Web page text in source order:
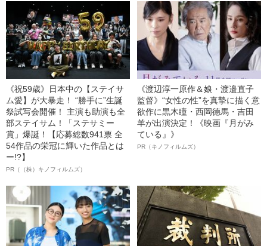
《祝59歳》日本中の【ステイサ
ム愛】が大暴走！ “勝手に”生誕
祭試写会開催！ 主演も助演も全
部ステイサム！「ステサミー
賞」爆誕！【応募総数941票 全
54作品の栄冠に輝いた作品とは
ー!?】
PR（（株）キノフィルムズ）
《渡辺淳一原作＆娘・渡邉直子
監督》“女性の性”を真摯に描く意
欲作に黒木瞳・西岡德馬・吉田
羊が出演決定！《映画『月がみ
ている』》
PR（キノフィルムズ）